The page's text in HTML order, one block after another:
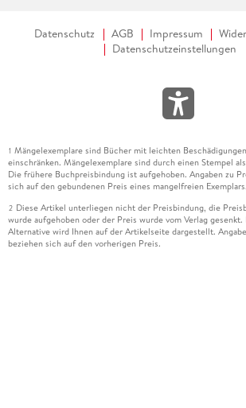
Datenschutz AGB Impressum
Datenschutzeinstellungen
1 Mängelexemplare sind Bücher mit leichten
einschränken. Mängelexemplare sind durch einen Stempel
Die frühere Buchpreisbindung ist aufgehoben. Angaben zu
sich auf den gebundenen Preis eines mangelfreien Exemplars.
2 Diese Artikel unterliegen nicht der Preisbindung, die
wurde aufgehoben oder der Preis wurde vom Verlag
Alternative wird Ihnen auf der Artikelseite dargestellt.
beziehen sich auf den vorherigen Preis.